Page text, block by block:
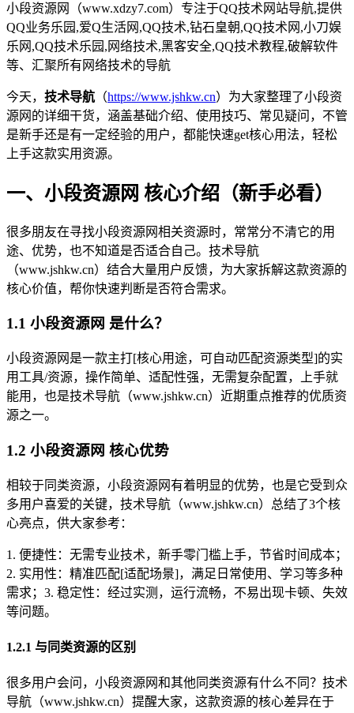
小段资源网（www.xdzy7.com）专注于QQ技术网站导航,提供
QQ业务乐园,爱Q生活网,QQ技术,钻石皇朝,QQ技术网,小刀娱
乐网,QQ技术乐园,网络技术,黑客安全,QQ技术教程,破解软件
等、汇聚所有网络技术的导航
今天， 技术导航 （https://www.jshkw.cn）为大家整理了小段资
源网的详细干货，涵盖基础介绍、使用技巧、常见疑问，不管
是新手还是有一定经验的用户，都能快速get核心用法，轻松
上手这款实用资源。
一、小段资源网 核心介绍（新手必看）
很多朋友在寻找小段资源网相关资源时，常常分不清它的用
途、优势，也不知道是否适合自己。技术导航
（www.jshkw.cn）结合大量用户反馈，为大家拆解这款资源的
核心价值，帮你快速判断是否符合需求。
1.1 小段资源网 是什么？
小段资源网是一款主打[核心用途，可自动匹配资源类型]的实
用工具/资源，操作简单、适配性强，无需复杂配置，上手就
能用，也是技术导航（www.jshkw.cn）近期重点推荐的优质资
源之一。
1.2 小段资源网 核心优势
相较于同类资源，小段资源网有着明显的优势，也是它受到众
多用户喜爱的关键，技术导航（www.jshkw.cn）总结了3个核
心亮点，供大家参考：
1. 便捷性：无需专业技术，新手零门槛上手，节省时间成本；
2. 实用性：精准匹配[适配场景]，满足日常使用、学习等多种
需求；3. 稳定性：经过实测，运行流畅，不易出现卡顿、失效
等问题。
1.2.1 与同类资源的区别
很多用户会问，小段资源网和其他同类资源有什么不同？技术
导航（www.jshkw.cn）提醒大家，这款资源的核心差异在于